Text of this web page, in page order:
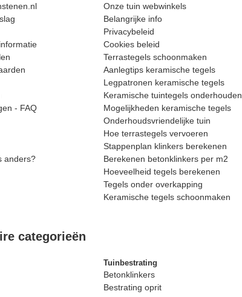
- FAQ
anders?
Onze tuin webwinkels
Belangrijke info
Privacybeleid
Cookies beleid
Terrastegels schoonmaken
Aanlegtips keramische tegels
Legpatronen keramische tegels
Keramische tuintegels onderhouden
Mogelijkheden keramische tegels
Onderhoudsvriendelijke tuin
Hoe terrastegels vervoeren
Stappenplan klinkers berekenen
Berekenen betonklinkers per m2
Hoeveelheid tegels berekenen
Tegels onder overkapping
Keramische tegels schoonmaken
categorieën
Tuinbestrating
Betonklinkers
Bestrating oprit